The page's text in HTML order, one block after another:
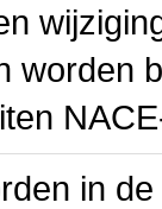
worden
in